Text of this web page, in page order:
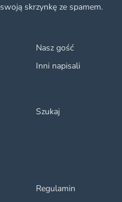
Nasz gość
Inni napisali
Szukaj
Regulamin
skrzynkę ze spamem.